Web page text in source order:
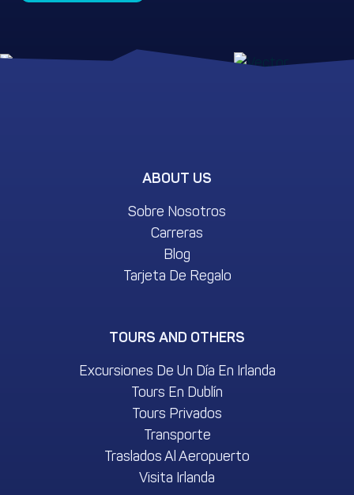
ABOUT US
Sobre Nosotros
Carreras
Blog
Tarjeta De Regalo
TOURS AND OTHERS
Excursiones De Un Día En Irlanda
Tours En Dublín
Tours Privados
Transporte
Traslados Al Aeropuerto
Visita Irlanda